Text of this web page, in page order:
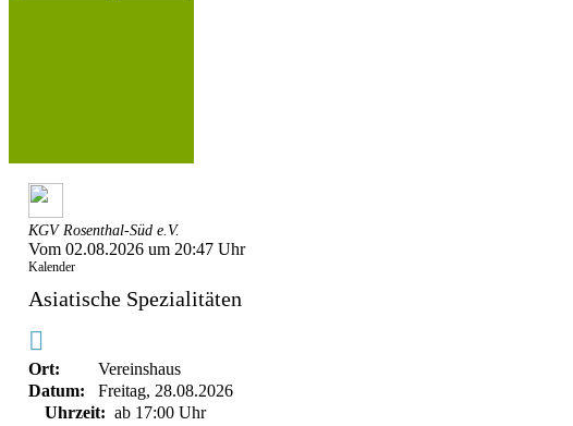
KGV Rosenthal-Süd e.V.
Vom 02.08.2026 um 20:47 Uhr
Kalender
Asiatische Spezialitäten
Ort:
Vereinshaus
Datum:
Freitag, 28.08.2026
Uhrzeit: ab 17:00 Uhr